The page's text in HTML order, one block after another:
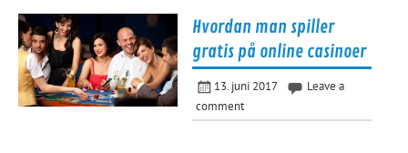
Hvordan man spiller
gratis på online casinoer
13. juni 2017
Leave a
comment